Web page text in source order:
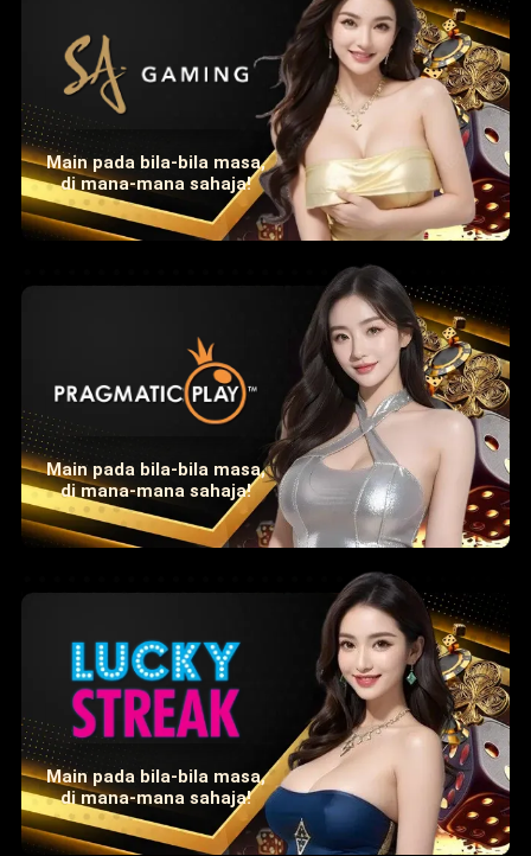
Main pada bila-bila masa,
di mana-mana sahaja!
Main pada bila-bila masa,
di mana-mana sahaja!
Main pada bila-bila masa,
di mana-mana sahaja!